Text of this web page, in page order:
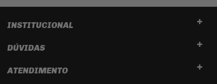
INSTITUCIONAL
DÚVIDAS
ATENDIMENTO